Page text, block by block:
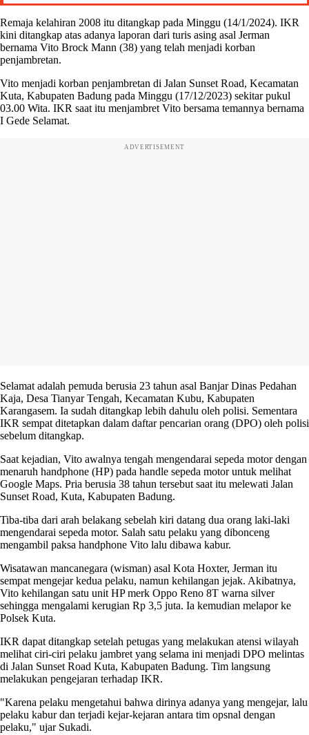
Remaja kelahiran 2008 itu ditangkap pada Minggu (14/1/2024). IKR
kini ditangkap atas adanya laporan dari turis asing asal Jerman
bernama Vito Brock Mann (38) yang telah menjadi korban
penjambretan.
Vito menjadi korban penjambretan di Jalan Sunset Road, Kecamatan
Kuta, Kabupaten Badung pada Minggu (17/12/2023) sekitar pukul
03.00 Wita. IKR saat itu menjambret Vito bersama temannya bernama
I Gede Selamat.
ADVERTISEMENT
Selamat adalah pemuda berusia 23 tahun asal Banjar Dinas Pedahan
Kaja, Desa Tianyar Tengah, Kecamatan Kubu, Kabupaten
Karangasem. Ia sudah ditangkap lebih dahulu oleh polisi. Sementara
IKR sempat ditetapkan dalam daftar pencarian orang (DPO) oleh polisi
sebelum ditangkap.
Saat kejadian, Vito awalnya tengah mengendarai sepeda motor dengan
menaruh handphone (HP) pada handle sepeda motor untuk melihat
Google Maps. Pria berusia 38 tahun tersebut saat itu melewati Jalan
Sunset Road, Kuta, Kabupaten Badung.
Tiba-tiba dari arah belakang sebelah kiri datang dua orang laki-laki
mengendarai sepeda motor. Salah satu pelaku yang dibonceng
mengambil paksa handphone Vito lalu dibawa kabur.
Wisatawan mancanegara (wisman) asal Kota Hoxter, Jerman itu
sempat mengejar kedua pelaku, namun kehilangan jejak. Akibatnya,
Vito kehilangan satu unit HP merk Oppo Reno 8T warna silver
sehingga mengalami kerugian Rp 3,5 juta. Ia kemudian melapor ke
Polsek Kuta.
IKR dapat ditangkap setelah petugas yang melakukan atensi wilayah
melihat ciri-ciri pelaku jambret yang selama ini menjadi DPO melintas
di Jalan Sunset Road Kuta, Kabupaten Badung. Tim langsung
melakukan pengejaran terhadap IKR.
"Karena pelaku mengetahui bahwa dirinya adanya yang mengejar, lalu
pelaku kabur dan terjadi kejar-kejaran antara tim opsnal dengan
pelaku," ujar Sukadi.